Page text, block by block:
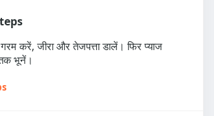
करें, जीरा और तेजपत्ता डालें। फिर प्याज
भूनें।